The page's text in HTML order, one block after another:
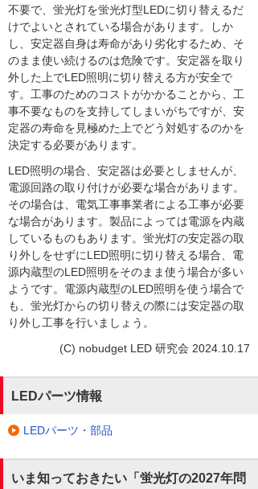
不要で、蛍光灯を蛍光灯型LEDに切り替えるだ
けでよいとされている場合があります。しか
し、安定器自身は寿命があり劣化するため、そ
のまま使い続けるのは危険です。安定器を取り
外した上でLED照明に切り替える方が安全で
す。工事のためのコストがかかることから、工
事不要なものを支持してしまいがちですが、安
定器の寿命を見極めた上でどう対処するのかを
決定する必要があります。
LED照明の場合、安定器は必要としませんが、
電源回路の取り付けが必要な場合があります。
その場合は、電気工事事業者による工事が必要
な場合があります。製品によっては電源を内蔵
しているものもあります。蛍光灯の安定器の取
り外しをせずにLED照明に切り替える場合、電
源内蔵型のLED照明をそのまま使う場合が多い
ようです。電源内蔵型のLED照明を使う場合で
も、蛍光灯からの切り替えの際には安定器の取
り外し工事を行いましょう。
(C) nobudget LED 研究会 2024.10.17
LEDパーツ情報
LEDパーツ・部品
いま知っておきたい「蛍光灯の2027年問